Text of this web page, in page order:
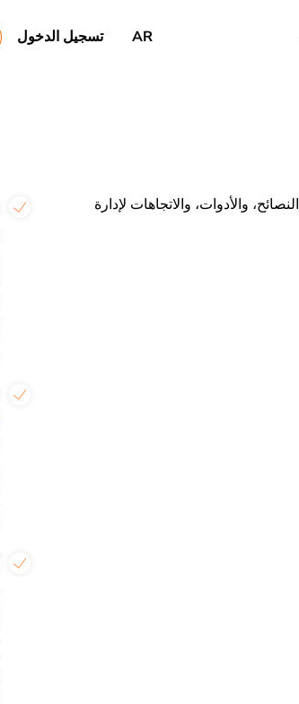
AR تسجيل الدخول
والأدوات، والاتجاهات لإدارة